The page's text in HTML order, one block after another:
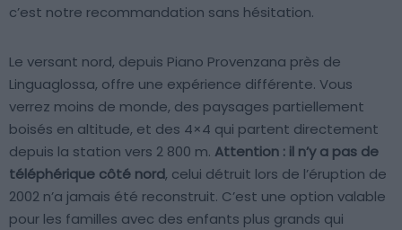
c’est notre recommandation sans hésitation.
Le versant nord, depuis Piano Provenzana près de
Linguaglossa, offre une expérience différente. Vous
verrez moins de monde, des paysages partiellement
boisés en altitude, et des 4×4 qui partent directement
depuis la station vers 2 800 m. Attention : il n’y a pas de
téléphérique côté nord, celui détruit lors de l’éruption de
2002 n’a jamais été reconstruit. C’est une option valable
pour les familles avec des enfants plus grands qui